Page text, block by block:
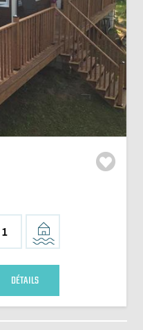
1
DÉTAILS